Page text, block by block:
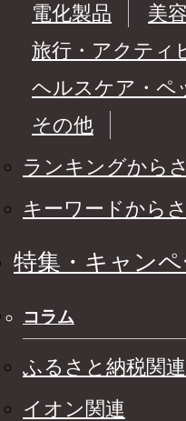
電化製品
美容
旅行・アクティ
ヘルスケア・ペ
その他
ランキングから
キーワードから
特集・キャンペ
コラム
ふるさと納税関連
イオン関連